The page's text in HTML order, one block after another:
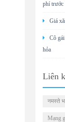
phí trước
Giá
Cô
hỏa
Liên
नमस्ते
Mạng